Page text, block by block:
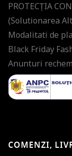
PROTECŢIA
(Solutionarea
Modalitati de
Black Friday
Anunturi
COMENZI,